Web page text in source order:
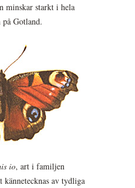
minskar starkt i hela
Gotland.
io, art i familjen
av tydliga